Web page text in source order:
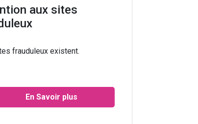
aux sites
frauduleux existent.
En Savoir plus